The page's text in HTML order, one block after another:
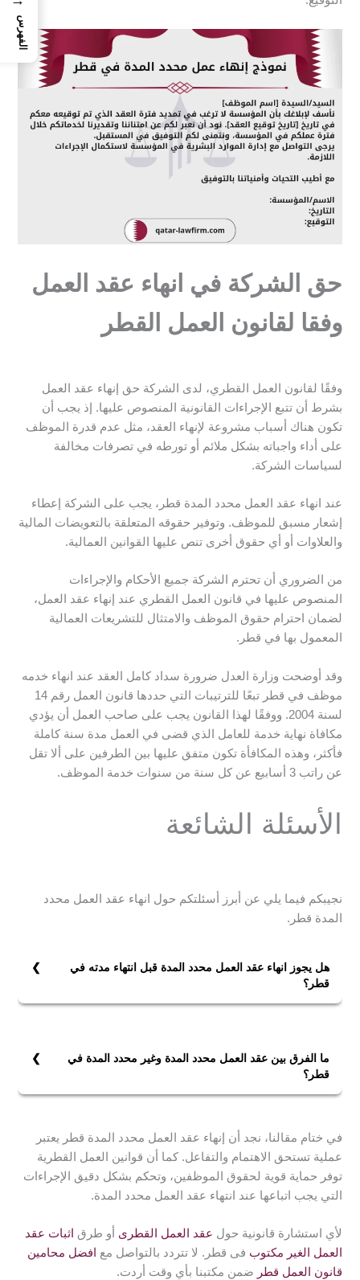
حق الشركة في انهاء عقد العمل
وفقا لقانون العمل القطر
وفقًا لقانون العمل القطري، لدى الشركة حق إنهاء عقد العمل
بشرط أن تتبع الإجراءات القانونية المنصوص عليها. إذ يجب أن
تكون هناك أسباب مشروعة لإنهاء العقد، مثل عدم قدرة الموظف
على أداء واجباته بشكل ملائم أو تورطه في تصرفات مخالفة
لسياسات الشركة.
عند انهاء عقد العمل محدد المدة قطر، يجب على الشركة إعطاء
إشعار مسبق للموظف. وتوفير حقوقه المتعلقة بالتعويضات المالية
والعلاوات أو أي حقوق أخرى تنص عليها القوانين العمالية.
من الضروري أن تحترم الشركة جميع الأحكام والإجراءات
المنصوص عليها في قانون العمل القطري عند إنهاء عقد العمل،
لضمان احترام حقوق الموظف والامتثال للتشريعات العمالية
المعمول بها في قطر.
وقد أوضحت وزارة العدل ضرورة سداد كامل العقد عند انهاء خدمه
موظف في قطر تبعًا للترتيبات التي حددها قانون العمل رقم 14
لسنة 2004. ووفقًا لهذا القانون يجب على صاحب العمل أن يؤدي
مكافاة نهاية خدمة للعامل الذي قضى في العمل مدة سنة كاملة
فأكثر، وهذه المكافأة تكون متفق عليها بين الطرفين على ألا تقل
عن راتب 3 أسابيع عن كل سنة من سنوات خدمة الموظف.
الأسئلة الشائعة
نجيبكم فيما يلي عن أبرز أسئلتكم حول انهاء عقد العمل محدد
المدة قطر.
هل يجوز انهاء عقد العمل محدد المدة قبل انتهاء مدته في
قطر؟
صريحًا إلا بموافقة العامل بصورة كتابية.
2- إذا انتهت المدة المحددة في العقد، ما لم يتم تجديده
ما الفرق بين عقد العمل محدد المدة وغير محدد المدة في
قطر؟
بينما العقود غير المحددة المدة هي عقود مفتوحة وعادة ما
تستند إلى التسليم.
عند استخدامها بشكل صحيح، تنظم هذه العقود شروط
توظيف الموظف حتى نهاية المدة المحددة، حيث يكون
جديدة.
في ختام مقالنا، نجد أن إنهاء عقد العمل محدد المدة قطر يعتبر
عملية تستحق الاهتمام والتفاعل. كما أن قوانين العمل القطرية
توفر حماية قوية لحقوق الموظفين، وتحكم بشكل دقيق الإجراءات
التي يجب اتباعها عند انتهاء عقد العمل محدد المدة.
لأي استشارة قانونية حول عقد العمل القطرى أو طرق اثبات عقد
العمل الغير مكتوب فى قطر. لا تتردد بالتواصل مع
افضل محامين
قانون العمل قطر ضمن مكتبنا بأي وقت أردت.
الفهرس